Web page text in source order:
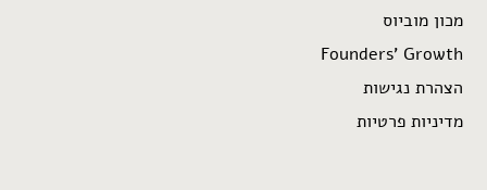
מכון מוביוס
Founders’ Growth
הצהרת נגישות
מדיניות פרטיות